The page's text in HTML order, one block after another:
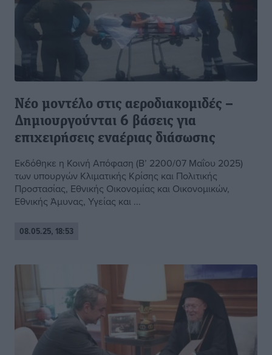
Νέο μοντέλο στις αεροδιακομιδές –
Δημιουργούνται 6 βάσεις για
επιχειρήσεις εναέριας διάσωσης
Εκδόθηκε η Κοινή Απόφαση (Β’ 2200/07 Μαΐου 2025)
των υπουργών Κλιματικής Κρίσης και Πολιτικής
Προστασίας, Εθνικής Οικονομίας και Οικονομικών,
Εθνικής Άμυνας, Υγείας και ...
08.05.25, 18:53